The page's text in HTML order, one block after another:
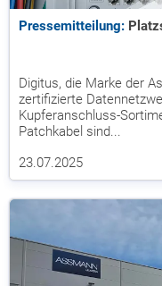
Pressemitteilung:
Digitus, die Marke der
zertifizierte
Kupferanschluss-
Patchkabel sind...
23.07.2025